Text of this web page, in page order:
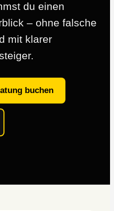
du einen
– ohne falsche
mit klarer
buchen